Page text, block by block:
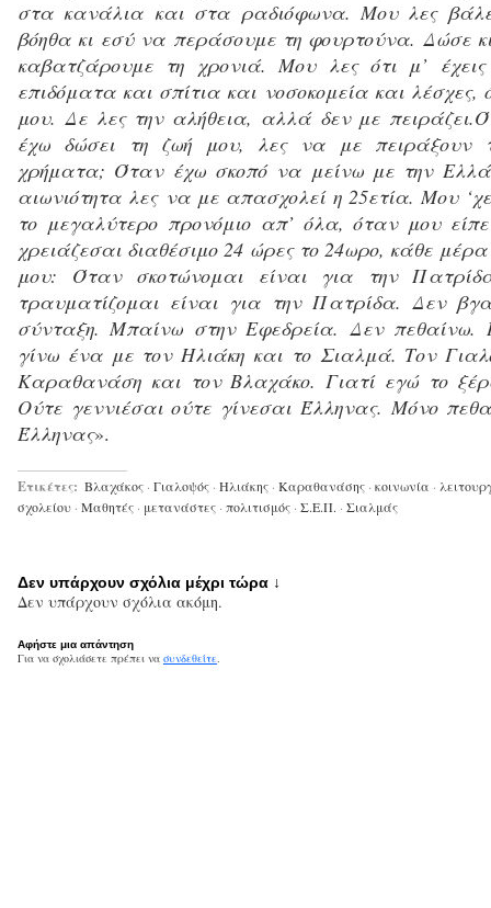
στα κανάλια και στα ραδιόφωνα. Μου λες
βόηθα κι εσύ να περάσουμε τη φουρτούνα. Δώσε
καβατζάρουμε τη χρονιά. Μου λες ότι μ’ έχεις
επιδόματα και σπίτια και νοσοκομεία και λέσχες,
μου. Δε λες την αλήθεια, αλλά δεν με
έχω δώσει τη ζωή μου, λες να με πειράξουν
χρήματα; Όταν έχω σκοπό να μείνω με την
αιωνιότητα λες να με απασχολεί η 25ετία. Μου
το μεγαλύτερο προνόμιο απ’ όλα, όταν μου
χρειάζεσαι διαθέσιμο 24 ώρες το 24ωρο, κάθε μέρα
μου: Όταν σκοτώνομαι είναι για την
τραυματίζομαι είναι για την Πατρίδα. Δεν
σύνταξη. Μπαίνω στην Εφεδρεία. Δεν
γίνω ένα με τον Ηλιάκη και το Σιαλμά. Τον
Καραθανάση και τον Βλαχάκο. Γιατί εγώ το
Ούτε γεννιέσαι ούτε γίνεσαι Έλληνας. Μόνο
Έλληνας».
Ετικέτες: Βλαχάκος · Γιαλοψός · Ηλιάκης · Καραθανάσης · κοινωνία ·
σχολείου · Μαθητές · μετανάστες · πολιτισμός · Σ.Ε.Π. · Σιαλμάς
Δεν υπάρχουν σχόλια μέχρι τώρα ↓
Δεν υπάρχουν σχόλια ακόμη.
Αφήστε μια απάντηση
Για να σχολιάσετε πρέπει να συνδεθείτε